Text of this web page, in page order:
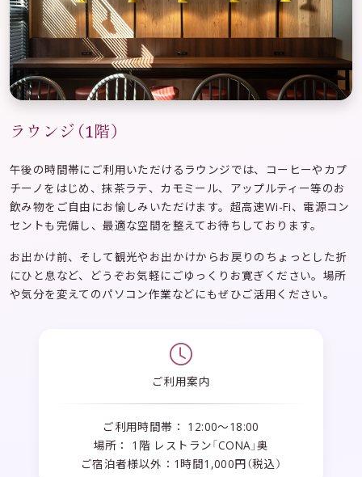
ラウンジ（1階）
午後の時間帯にご利用いただけるラウンジでは、コーヒーやカプ
チーノをはじめ、抹茶ラテ、カモミール、アップルティー等のお
飲み物をご自由にお愉しみいただけます。超高速Wi-Fi、電源コン
セントも完備し、最適な空間を整えてお待ちしております。
お出かけ前、そして観光やお出かけからお戻りのちょっとした折
にひと息など、どうぞお気軽にごゆっくりお寛ぎください。場所
や気分を変えてのパソコン作業などにもぜひご活用ください。
ご利用案内
ご利用時間帯： 12:00～18:00
場所： 1階 レストラン「CONA」奥
ご宿泊者様以外：1時間1,000円（税込）